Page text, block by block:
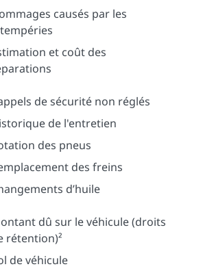
causés par les
et coût des
de sécurité non réglés
de l'entretien
des pneus
des freins
d’huile
dû sur le véhicule (droits
rétention)²
de véhicule